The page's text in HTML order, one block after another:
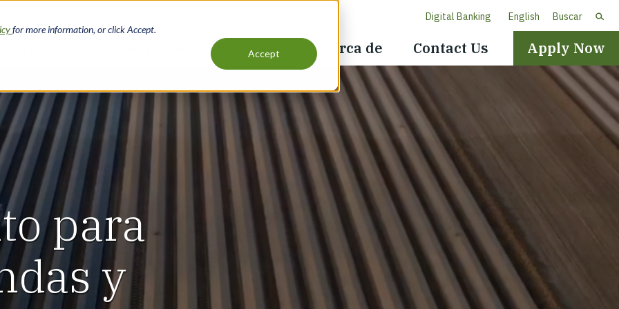
for more information, or click Accept.
Accept
navigation
Recursos Acerca de Contact Us Apply Now
Header
Navigation
Digital Banking English Buscar
para
y